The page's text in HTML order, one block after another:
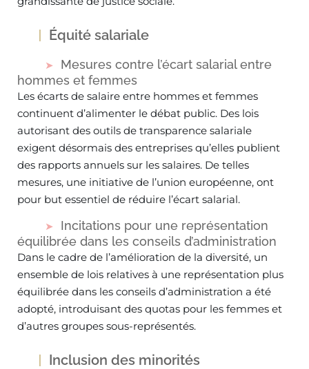
Équité salariale
Mesures contre l’écart salarial entre
hommes et femmes
Les écarts de salaire entre hommes et femmes
continuent d’alimenter le débat public. Des lois
autorisant des outils de transparence salariale
exigent désormais des entreprises qu’elles publient
des rapports annuels sur les salaires. De telles
mesures, une initiative de l’union européenne, ont
pour but essentiel de réduire l’écart salarial.
Incitations pour une représentation
équilibrée dans les conseils d’administration
Dans le cadre de l’amélioration de la diversité, un
ensemble de lois relatives à une représentation plus
équilibrée dans les conseils d’administration a été
adopté, introduisant des quotas pour les femmes et
d’autres groupes sous-représentés.
Inclusion des minorités